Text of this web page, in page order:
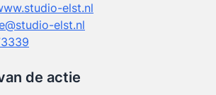
elst.nl
elst.nl
de actie